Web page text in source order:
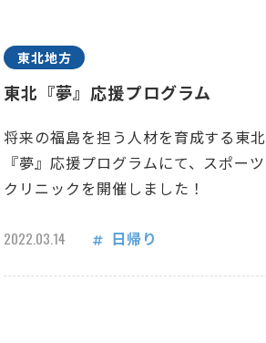
東北地方
東北『夢』応援プログラム
将来の福島を担う人材を育成する東北
『夢』応援プログラムにて、スポーツ
クリニックを開催しました！
2022.03.14 日帰り